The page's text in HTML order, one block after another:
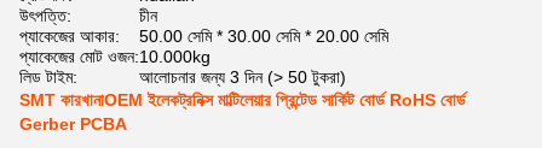
উৎপত্তি:
চীন
প্যাকেজের আকার:
50.00 সেমি * 30.00 সেমি * 20.00 সেমি
প্যাকেজের মোট ওজন:10.000kg
লিড টাইম:
আলোচনার জন্য 3 দিন (> 50 টুকরা)
SMT কারখানাOEM ইলেকট্রনিক্স মাল্টিলেয়ার প্রিন্টেড সার্কিট বোর্ড RoHS বোর্ড
Gerber PCBA